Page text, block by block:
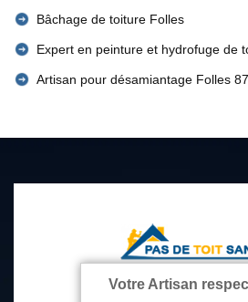
Bâchage de toiture Folles
Expert en peinture et hydrofuge de
Artisan pour désamiantage Folles
Votre Artisan